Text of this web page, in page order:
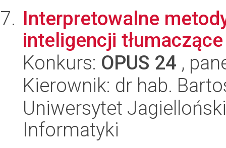
Interpretowalne
inteligencji
Konkurs: OPUS 24 ,
Kierownik: dr hab.
Uniwersytet
Informatyki